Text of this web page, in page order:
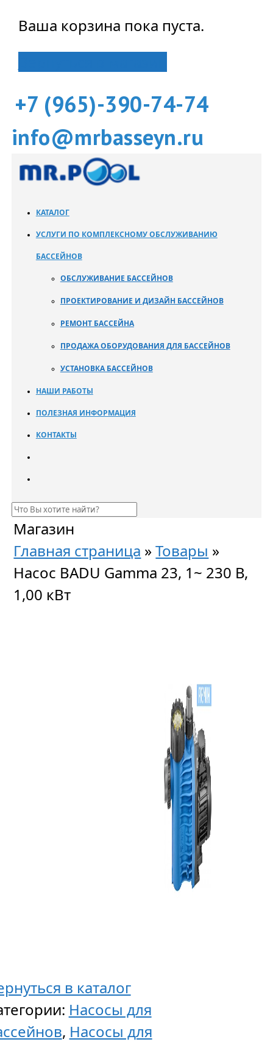
Ваша корзина пока пуста.
+7 (965)-390-74-74
info@mrbasseyn.ru
КАТАЛОГ
УСЛУГИ ПО КОМПЛЕКСНОМУ ОБСЛУЖИВАНИЮ
БАССЕЙНОВ
ОБСЛУЖИВАНИЕ БАССЕЙНОВ
ПРОЕКТИРОВАНИЕ И ДИЗАЙН БАССЕЙНОВ
РЕМОНТ БАССЕЙНА
ПРОДАЖА ОБОРУДОВАНИЯ ДЛЯ БАССЕЙНОВ
УСТАНОВКА БАССЕЙНОВ
НАШИ РАБОТЫ
ПОЛЕЗНАЯ ИНФОРМАЦИЯ
КОНТАКТЫ
Магазин
Главная страница »Товары »
Насос BADU Gamma 23, 1~ 230 В,
1,00 кВт
в каталог
Насосы для
, Насосы для